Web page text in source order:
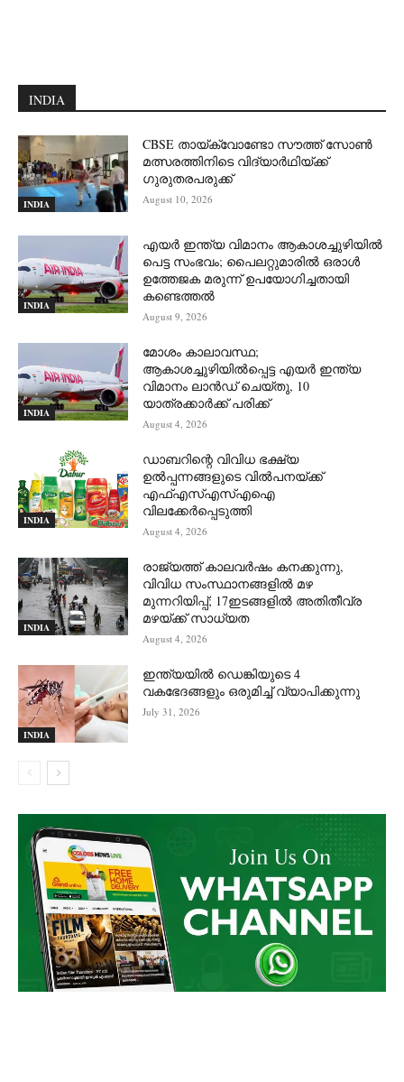
INDIA
INDIA
CBSE തായ്ക്വോണ്ടോ സൗത്ത് സോൺ
മത്സരത്തിനിടെ വിദ്യാർഥിയ്ക്ക്
ഗുരുതരപരുക്ക്
August 10, 2026
INDIA
എയർ ഇന്ത്യ വിമാനം ആകാശച്ചുഴിയിൽ
പെട്ട സംഭവം; പൈലറ്റുമാരിൽ ഒരാൾ
ഉത്തേജക മരുന്ന് ഉപയോഗിച്ചതായി
കണ്ടെത്തൽ
August 9, 2026
INDIA
മോശം കാലാവസ്ഥ;
ആകാശച്ചുഴിയില്‍പ്പെട്ട എയര്‍ ഇന്ത്യ
വിമാനം ലാന്‍ഡ് ചെയ്തു, 10
യാത്രക്കാര്‍ക്ക് പരിക്ക്
August 4, 2026
INDIA
ഡാബറിന്റെ വിവിധ ഭക്ഷ്യ
ഉൽപ്പന്നങ്ങളുടെ വിൽപനയ്ക്ക്
എഫ്എസ്എസ്എഐ
വിലക്കേർപ്പെടുത്തി
August 4, 2026
INDIA
രാജ്യത്ത് കാലവർഷം കനക്കുന്നു,
വിവിധ സംസ്ഥാനങ്ങളിൽ മഴ
മുന്നറിയിപ്പ്; 17ഇടങ്ങളിൽ അതിതീവ്ര
മഴയ്ക്ക് സാധ്യത
August 4, 2026
INDIA
ഇന്ത്യയിൽ ഡെങ്കിയുടെ 4
വകഭേദങ്ങളും ഒരുമിച്ച് വ്യാപിക്കുന്നു
July 31, 2026